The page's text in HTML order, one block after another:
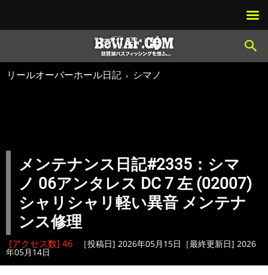
リールオーバーホール日記 シマノ
メンテナンス日記#2335：シマ
ノ 06アンタレス DC 7 左 (02007)
シャリシャリ軽い異音 メンテナ
ンス修理
[アクセス数] 46 ［投稿日] 2026年05月15日［最終更新日] 2026
年05月14日